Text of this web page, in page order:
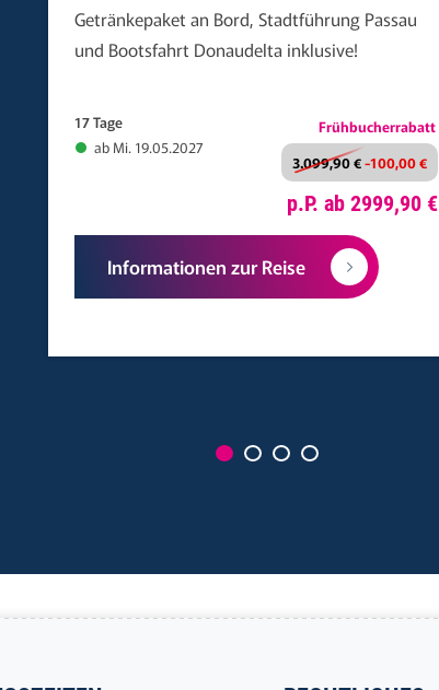
Getränkepaket an Bord, Stadtführung Passau
und Bootsfahrt Donaudelta inklusive!
17 Tage
ab Mi. 19.05.2027
Frühbucherrabatt
3.099,90 €-100,00 €
p.P. ab 2999,90 €
Informationen zur Reise